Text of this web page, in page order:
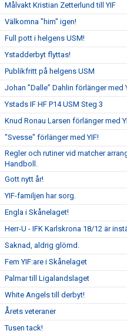
Målvakt Kristian Zetterlund till YIF
Välkomna "him" igen!
Full pott i helgens USM!
Ystadderbyt flyttas!
Publikfritt på helgens USM
Johan ”Dalle” Dahlin förlänger med
Ystads IF HF P14 USM Steg 3
Knud Ronau Larsen förlänger med
"Svesse" förlänger med YIF!
Regler och rutiner vid matcher
Handboll.
Gott nytt år!
YIF-familjen har sorg.
Engla i Skånelaget!
Herr-U - IFK Karlskrona 18/12 är
Saknad, aldrig glömd.
Fem YIF:are i Skånelaget
Palmar till Ligalandslaget
White Angels till derbyt!
Årets veteraner
Tusen tack!